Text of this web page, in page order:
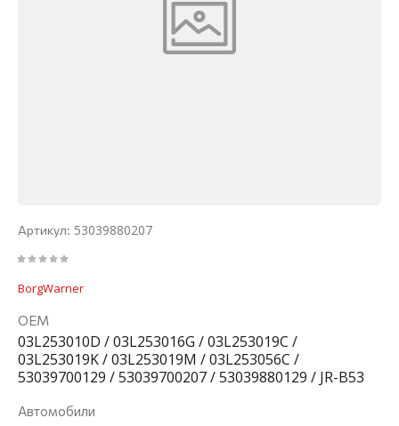
Артикул: 53039880207
BorgWarner
ОЕМ
03L253010D / 03L253016G / 03L253019C /
03L253019K / 03L253019M / 03L253056C /
53039700129 / 53039700207 / 53039880129 / JR-B53
Автомобили